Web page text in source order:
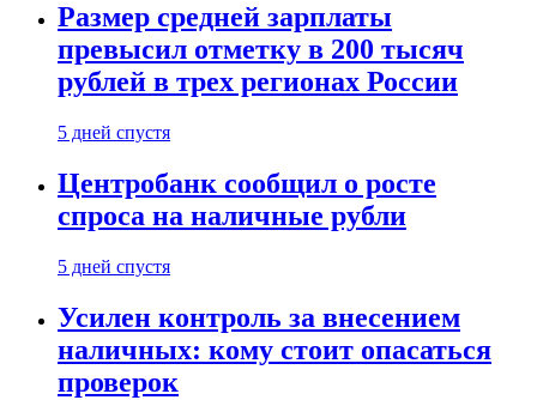
Размер средней зарплаты
превысил отметку в 200 тысяч
рублей в трех регионах России
5 дней спустя
Центробанк сообщил о росте
спроса на наличные рубли
5 дней спустя
Усилен контроль за внесением
наличных: кому стоит опасаться
проверок